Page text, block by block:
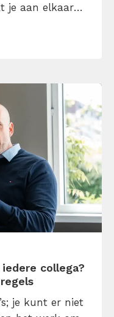
je aan elkaar
is
collega?
je kunt er niet